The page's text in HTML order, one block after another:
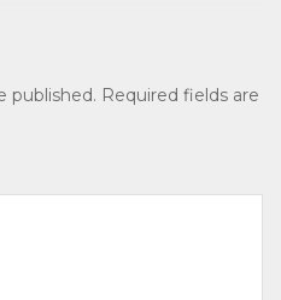
published. Required fields are